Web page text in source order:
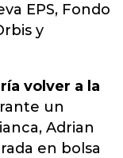
EPS, Fondo
y
volver a la
un
Adrian
en bolsa